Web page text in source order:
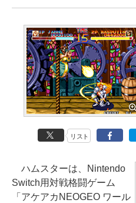
リスト
ハムスターは、Nintendo
Switch用対戦格闘ゲーム
「アケアカNEOGEO ワール